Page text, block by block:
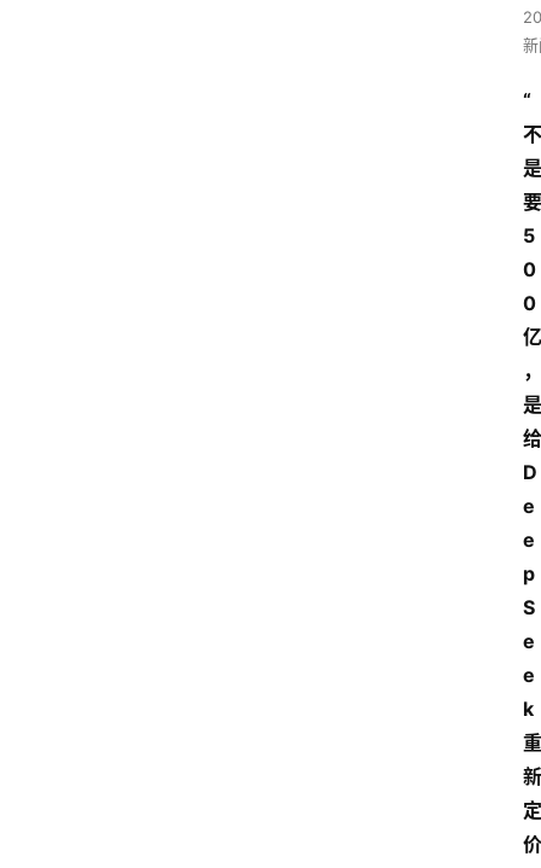
“
不
是
要
5
0
0
亿
，
是
给
D
e
e
p
S
e
e
k
重
新
定
价